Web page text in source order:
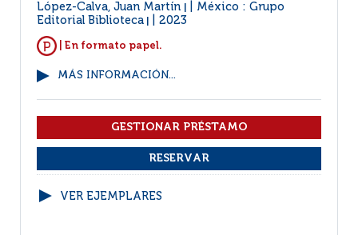
López-Calva, Juan Martín
México : Grupo
Editorial Biblioteca
2023
| En formato papel.
MÁS INFORMACIÓN...
VER EJEMPLARES